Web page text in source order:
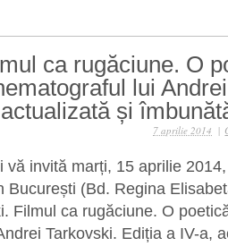
ca rugăciune. O
lui
și
|
7 aprilie 2014
vă invită marți, 15 aprilie
București (Bd. Regina
Filmul ca rugăciune. O
Tarkovski. Ediția a IV-a,